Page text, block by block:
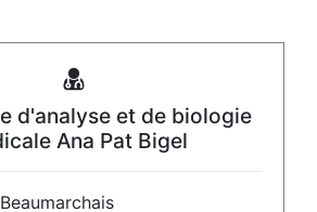
d'analyse et de biologie
Ana Pat Bigel